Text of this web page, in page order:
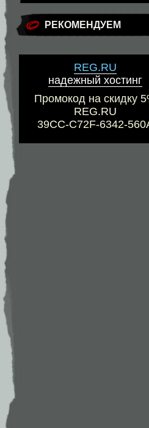
РЕКОМЕНДУЕМ
REG.RU
надежный хостинг
Промокод на скидку
REG.RU
39CC-C72F-6342-